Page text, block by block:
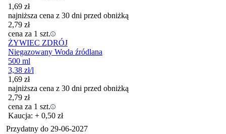
1,69 zł
najniższa cena z 30 dni przed obniżką
2,79 zł
cena za 1 szt.
ŻYWIEC ZDRÓJ
Niegazowany Woda źródlana
500 ml
3,38 zł/l
1,69 zł
najniższa cena z 30 dni przed obniżką
2,79 zł
cena za 1 szt.
Kaucja: + 0,50 zł
Przydatny do 29-06-2027